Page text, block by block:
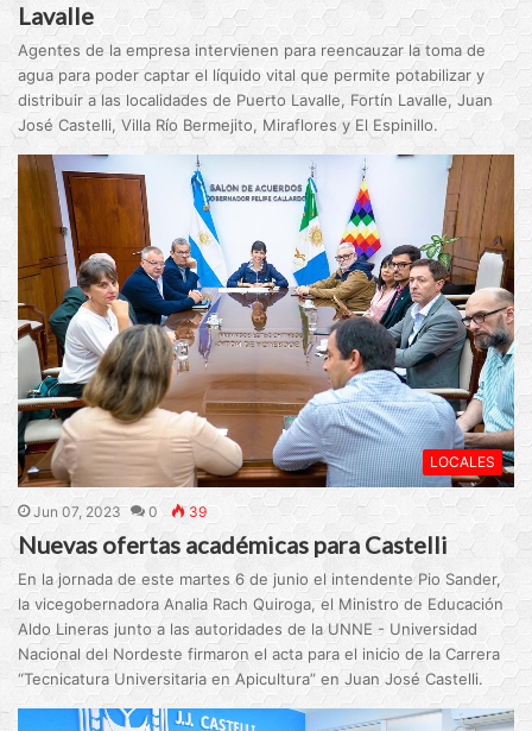
Lavalle
Agentes de la empresa intervienen para reencauzar la toma de
agua para poder captar el líquido vital que permite potabilizar y
distribuir a las localidades de Puerto Lavalle, Fortín Lavalle, Juan
José Castelli, Villa Río Bermejito, Miraflores y El Espinillo.
LOCALES
Jun 07, 2023 0 39
Nuevas ofertas académicas para Castelli
En la jornada de este martes 6 de junio el intendente Pio Sander,
la vicegobernadora Analia Rach Quiroga, el Ministro de Educación
Aldo Lineras junto a las autoridades de la UNNE - Universidad
Nacional del Nordeste firmaron el acta para el inicio de la Carrera
“Tecnicatura Universitaria en Apicultura” en Juan José Castelli.